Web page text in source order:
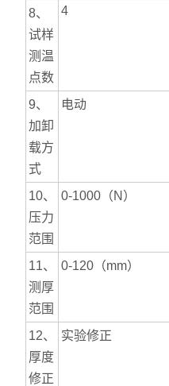
8、
试样
测温
点数
4
9、
加卸
载方
式
电动
10、
压力
范围
0-1000（N）
11、
测厚
范围
0-120（mm）
12、
厚度
修正
实验修正